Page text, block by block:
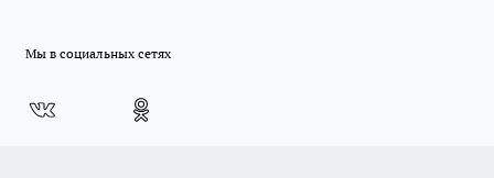
Мы в социальных сетях